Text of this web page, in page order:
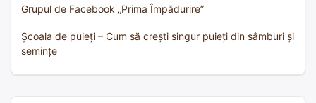
Grupul de Facebook „Prima Împădurire”
Școala de puieți – Cum să crești singur puieți din sâmburi și
semințe